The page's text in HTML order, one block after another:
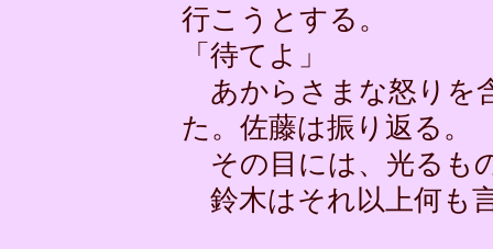
行こうとする。
「待てよ」
あからさまな怒りを
た。佐藤は振り返る。
その目には、光るも
鈴木はそれ以上何も